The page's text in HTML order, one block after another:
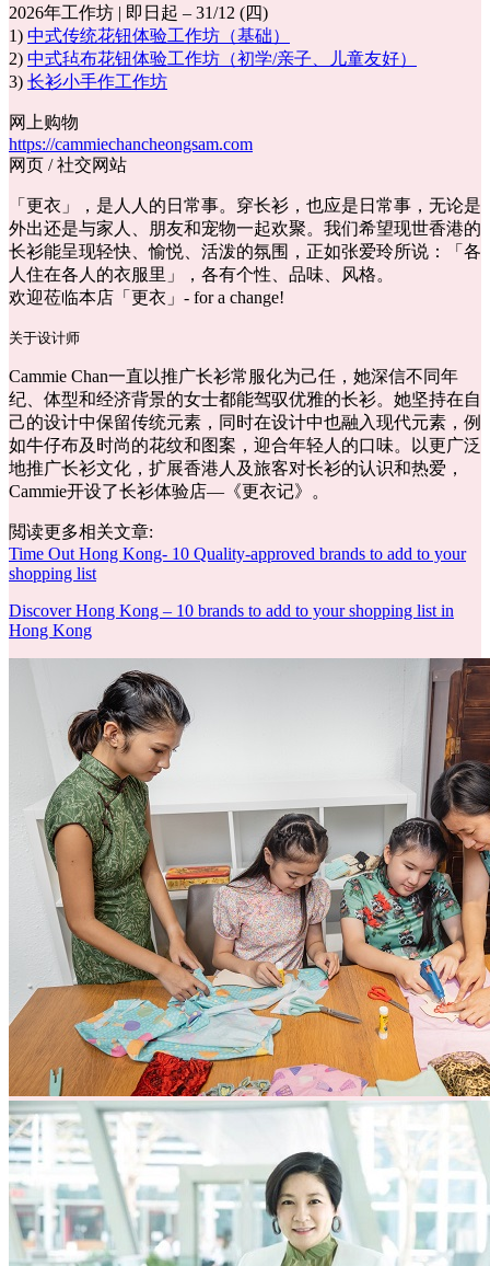
2026年工作坊 | 即日起 – 31/12 (四)
1) 中式传统花钮体验工作坊（基础）
2) 中式毡布花钮体验工作坊（初学/亲子、儿童友好）
3) 长衫小手作工作坊
网上购物
https://cammiechancheongsam.com
网页 / 社交网站
「更衣」，是人人的日常事。穿长衫，也应是日常事，无论是
外出还是与家人、朋友和宠物一起欢聚。我们希望现世香港的
长衫能呈现轻快、愉悦、活泼的氛围，正如张爱玲所说：「各
人住在各人的衣服里」，各有个性、品味、风格。
欢迎莅临本店「更衣」- for a change!
关于设计师
Cammie Chan一直以推广长衫常服化为己任，她深信不同年
纪、体型和经济背景的女士都能驾驭优雅的长衫。她坚持在自
己的设计中保留传统元素，同时在设计中也融入现代元素，例
如牛仔布及时尚的花纹和图案，迎合年轻人的口味。以更广泛
地推广长衫文化，扩展香港人及旅客对长衫的认识和热爱，
Cammie开设了长衫体验店—《更衣记》。
閲读更多相关文章:
Time Out Hong Kong- 10 Quality-approved brands to add to your
shopping list
Discover Hong Kong – 10 brands to add to your shopping list in
Hong Kong